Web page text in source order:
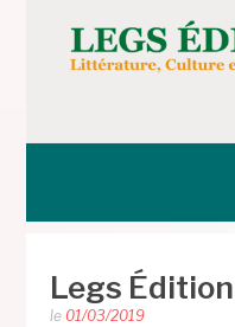
contenuLEGS
Legs
le 01/03/2019